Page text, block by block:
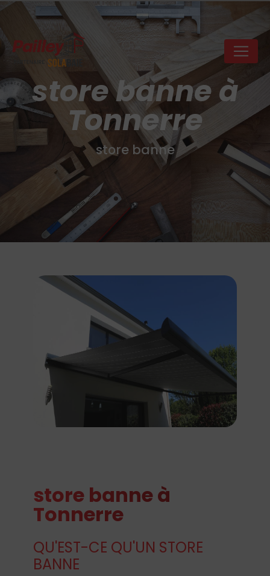
store banne à
Tonnerre
store banne
store banne à
Tonnerre
QU'EST-CE QU'UN STORE
BANNE
Panneau de gestion des cookies